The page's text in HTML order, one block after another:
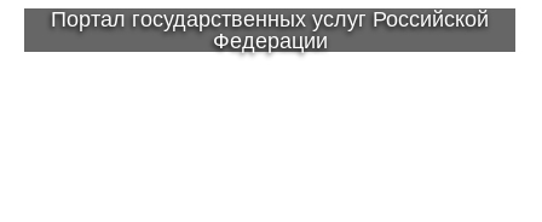
Портал государственных услуг Российской
Федерации